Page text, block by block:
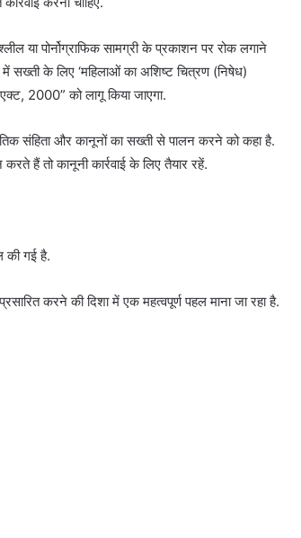
पोर्नोग्राफिक सामग्री के प्रकाशन पर रोक लगाने
में सख्ती के लिए ‘महिलाओं का अशिष्ट चित्रण (निषेध)
2000” को लागू किया जाएगा.
संहिता और कानूनों का सख्ती से पालन करने को कहा है.
हैं तो कानूनी कार्रवाई के लिए तैयार रहें.
की गई है.
करने की दिशा में एक महत्वपूर्ण पहल माना जा रहा है.